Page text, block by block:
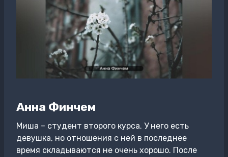
Анна Финчем
Миша – студент второго курса. У него есть
девушка, но отношения с ней в последнее
время складываются не очень хорошо. После